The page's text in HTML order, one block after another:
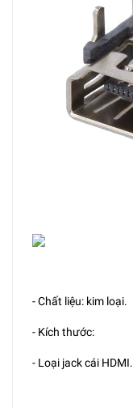
- Chất liệu: kim loại.
- Kích thước:
- Loại jack cái HDMI.